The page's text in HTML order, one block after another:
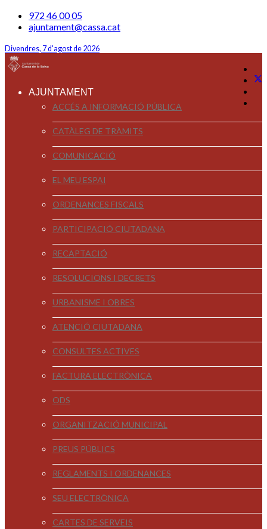
972 46 00 05
ajuntament@cassa.cat
Divendres, 7 d'agost de 2026
AJUNTAMENT
ACCÉS A INFORMACIÓ PÚBLICA
CATÀLEG DE TRÀMITS
COMUNICACIÓ
EL MEU ESPAI
ORDENANCES FISCALS
PARTICIPACIÓ CIUTADANA
RECAPTACIÓ
RESOLUCIONS I DECRETS
URBANISME I OBRES
ATENCIÓ CIUTADANA
CONSULTES ACTIVES
FACTURA ELECTRÒNICA
ODS
ORGANITZACIÓ MUNICIPAL
PREUS PÚBLICS
REGLAMENTS I ORDENANCES
SEU ELECTRÒNICA
CARTES DE SERVEIS